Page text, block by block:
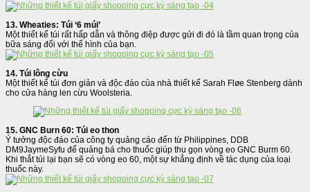
13. Wheaties: Túi ‘6 múi’
Một thiết kế túi rất hấp dẫn và thông điệp được gửi đi đó là tầm quan trọng của
bữa sáng đối với thể hình của bạn.
14. Túi lông cừu
Một thiết kế túi đơn giản và độc đáo của nhà thiết kế Sarah Fløe Stenberg dành
cho cửa hàng len cừu Woolsteria.
15. GNC Burn 60: Túi eo thon
Ý tưởng độc đáo của công ty quảng cáo đến từ Philippines, DDB
DM9JaymeSyfu để quảng bá cho thuốc giúp thu gọn vòng eo GNC Burm 60.
Khi thắt túi lại bạn sẽ có vòng eo 60, một sự khẳng định về tác dụng của loại
thuốc này.